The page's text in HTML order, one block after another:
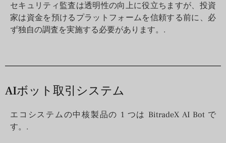
セキュリティ監査は透明性の向上に役立ちますが、投資
家は資金を預けるプラットフォームを信頼する前に、必
ず独自の調査を実施する必要があります。.
AIボット取引システム
エコシステムの中核製品の 1 つは BitradeX AI Bot で
す。.